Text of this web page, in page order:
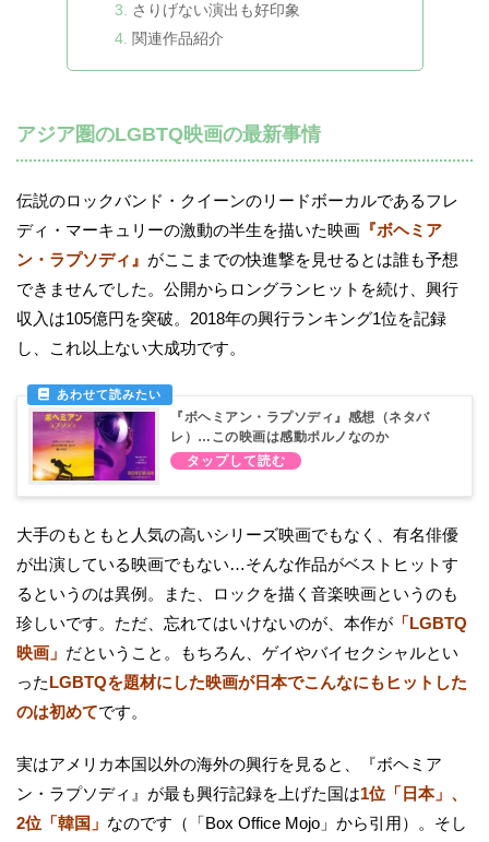
さりげない演出も好印象
関連作品紹介
アジア圏のLGBTQ映画の最新事情
伝説のロックバンド・クイーンのリードボーカルであるフレ
ディ・マーキュリーの激動の半生を描いた映画 『ボヘミア
ン・ラプソディ』 がここまでの快進撃を見せるとは誰も予想
できませんでした。公開からロングランヒットを続け、興行
収入は105億円を突破。2018年の興行ランキング1位を記録
し、これ以上ない大成功です。
『ボヘミアン・ラプソディ』感想（ネタバ
レ）…この映画は感動ポルノなのか
大手のもともと人気の高いシリーズ映画でもなく、有名俳優
が出演している映画でもない…そんな作品がベストヒットす
るというのは異例。また、ロックを描く音楽映画というのも
珍しいです。ただ、忘れてはいけないのが、本作が 「LGBTQ
映画」 だということ。もちろん、ゲイやバイセクシャルとい
ったLGBTQを題材にした映画が日本でこんなにもヒットした
のは初めてです。
実はアメリカ本国以外の海外の興行を見ると、『ボヘミア
ン・ラプソディ』が最も興行記録を上げた国は1位「日本」、
2位「韓国」 なのです（「Box Office Mojo」から引用）。そし